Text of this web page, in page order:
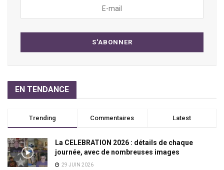
EN TENDANCE
Trending Commentaires Latest
La CELEBRATION 2026 : détails de chaque
journée, avec de nombreuses images
29 JUIN 2026